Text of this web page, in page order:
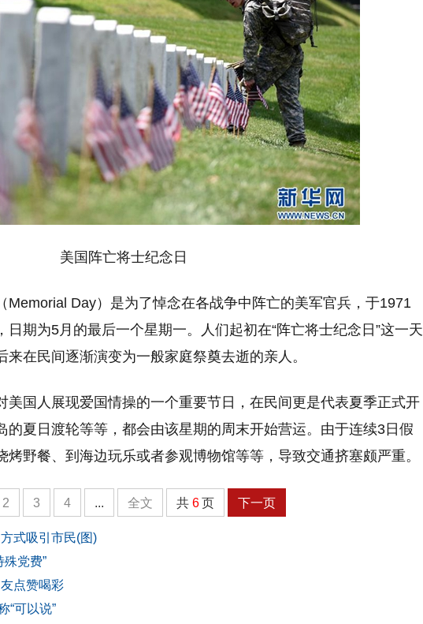
美国阵亡将士纪念日
Memorial Day）是为了悼念在各战争中阵亡的美军官兵，于1971
期为5月的最后一个星期一。人们起初在“阵亡将士纪念日”这一天
在民间逐渐演变为一般家庭祭奠去逝的亲人。
美国人展现爱国情操的一个重要节日，在民间更是代表夏季正式开
的夏日渡轮等等，都会由该星期的周末开始营运。由于连续3日假
野餐、到海边玩乐或者参观博物馆等等，导致交通挤塞颇严重。
2 3 4 ... 全文 共 6 页 下一页
式吸引市民(图)
殊党费”
点赞喝彩
“可以说”